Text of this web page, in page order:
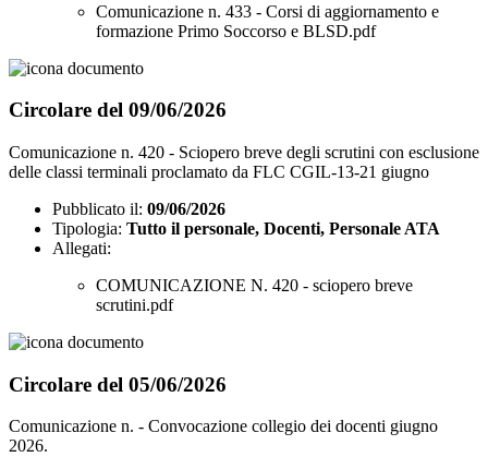
Comunicazione n. 433 - Corsi di aggiornamento e
formazione Primo Soccorso e BLSD.pdf
Circolare del 09/06/2026
Comunicazione n. 420 - Sciopero breve degli scrutini con esclusione
delle classi terminali proclamato da FLC CGIL-13-21 giugno
Pubblicato il: 09/06/2026
Tipologia: Tutto il personale, Docenti, Personale ATA
Allegati:
COMUNICAZIONE N. 420 - sciopero breve
scrutini.pdf
Circolare del 05/06/2026
Comunicazione n. - Convocazione collegio dei docenti giugno
2026.